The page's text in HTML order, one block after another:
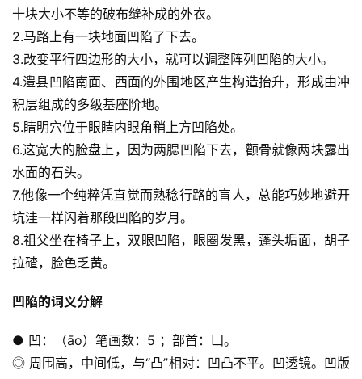
十块大小不等的破布缝补成的外衣。
2.马路上有一块地面凹陷了下去。
3.改变平行四边形的大小，就可以调整阵列凹陷的大小。
4.澧县凹陷南面、西面的外围地区产生构造抬升，形成由冲
积层组成的多级基座阶地。
5.睛明穴位于眼睛内眼角稍上方凹陷处。
6.这宽大的脸盘上，因为两腮凹陷下去，颧骨就像两块露出
水面的石头。
7.他像一个纯粹凭直觉而熟稔行路的盲人，总能巧妙地避开
坑洼一样闪着那段凹陷的岁月。
8.祖父坐在椅子上，双眼凹陷，眼圈发黑，蓬头垢面，胡子
拉碴，脸色乏黄。
凹陷的词义分解
● 凹：（āo）笔画数：5 ；部首：凵。
◎ 周围高，中间低，与“凸”相对：凹凸不平。凹透镜。凹版